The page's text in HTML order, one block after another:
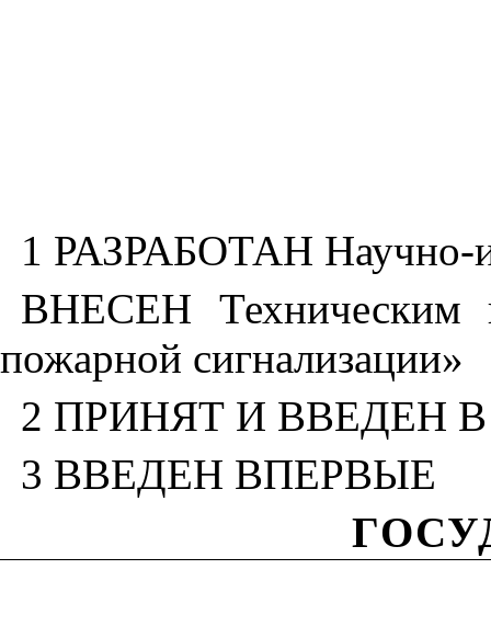
1 РАЗРАБОТАН Научно-
ВНЕСЕН Техническим
пожарной сигнализации»
2 ПРИНЯТ И ВВЕДЕН В
3 ВВЕДЕН ВПЕРВЫЕ